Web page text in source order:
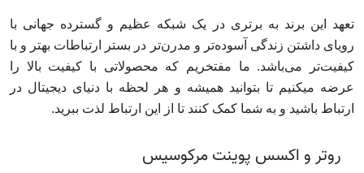
تعهد این برند به برتری در یک شبکه عظیم و گسترده جهانی با
رویای داشتن زندگی آسوده‌تر و مدرن‌تر در بستر ارتباطات بهتر و با
کیفیت‌تر می‌باشد. ما مفتخریم که محصولاتی با کیفیت بالا را
عرضه میکنیم تا بتوانید همیشه و هر لحظه با دنیای دیجیتال در
ارتباط باشید و به شما کمک کنند تا از این ارتباط لذت ببرید.
روتر و اکسس پوینت مرکوسیس